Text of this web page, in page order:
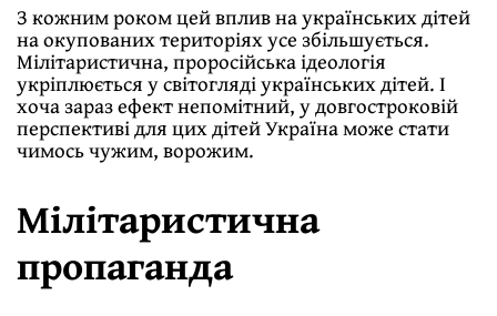
З кожним роком цей вплив на українських дітей
на окупованих територіях усе збільшується.
Мілітаристична, проросійська ідеологія
укріплюється у світогляді українських дітей. І
хоча зараз ефект непомітний, у довгостроковій
перспективі для цих дітей Україна може стати
чимось чужим, ворожим.
Мілітаристична
пропаганда